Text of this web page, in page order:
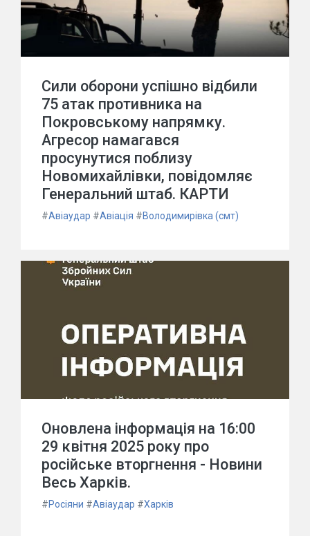
Сили оборони успішно відбили
75 атак противника на
Покровському напрямку.
Агресор намагався
просунутися поблизу
Новомихайлівки, повідомляє
Генеральний штаб. КАРТИ
#Авіаудар #Авіація #Володимирівка (смт)
Оновлена інформація на 16:00
29 квітня 2025 року про
російське вторгнення - Новини
Весь Харків.
#Росіяни #Авіаудар #Харків